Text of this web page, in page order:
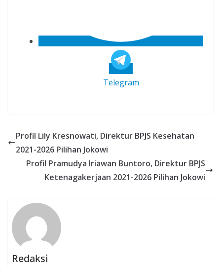
Telegram
Profil Lily Kresnowati, Direktur BPJS Kesehatan
2021-2026 Pilihan Jokowi
Profil Pramudya Iriawan Buntoro, Direktur BPJS
Ketenagakerjaan 2021-2026 Pilihan Jokowi
Redaksi